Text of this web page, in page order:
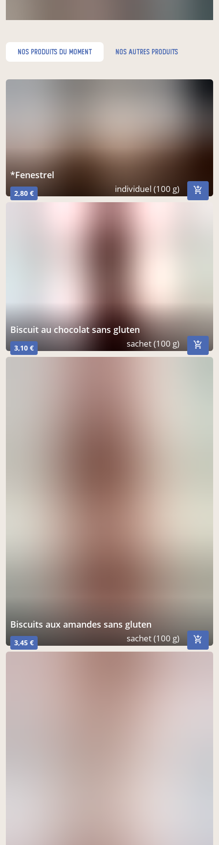
nos produits du moment nos autres produits
*fenestrel
2,80 € individuel (100 g)
biscuit au chocolat sans gluten
3,10 € sachet (100 g)
biscuits aux amandes sans gluten
3,45 € sachet (100 g)